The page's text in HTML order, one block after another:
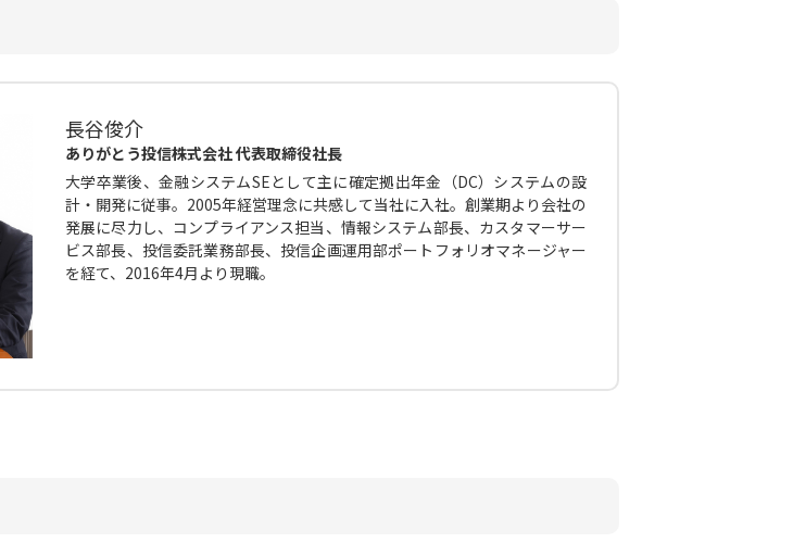
長谷俊介
ありがとう投信株式会社 代表取締役社長
大学卒業後、金融システムSEとして主に確定拠出年金（DC）システムの設
計・開発に従事。2005年経営理念に共感して当社に入社。創業期より会社の
発展に尽力し、コンプライアンス担当、情報システム部長、カスタマーサー
ビス部長、投信委託業務部長、投信企画運用部ポートフォリオマネージャー
を経て、2016年4月より現職。